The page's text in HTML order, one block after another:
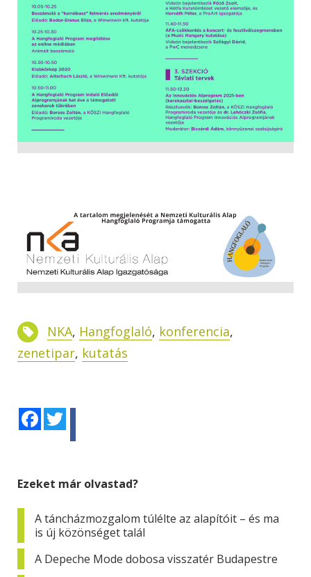
NKA, Hangfoglaló, konferencia,
zenetipar, kutatás
Facebook
Ezeket már olvastad?
A táncházmozgalom túlélte az alapítóit – és ma
is új közönséget talál
A Depeche Mode dobosa visszatér Budapestre